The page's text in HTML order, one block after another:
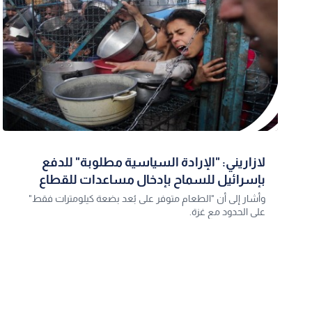
لازاريني: "الإرادة السياسية مطلوبة" للدفع
بإسرائيل للسماح بإدخال مساعدات للقطاع
وأشار إلى أن "الطعام متوفر على بُعد بضعة كيلومترات فقط"
على الحدود مع غزة.